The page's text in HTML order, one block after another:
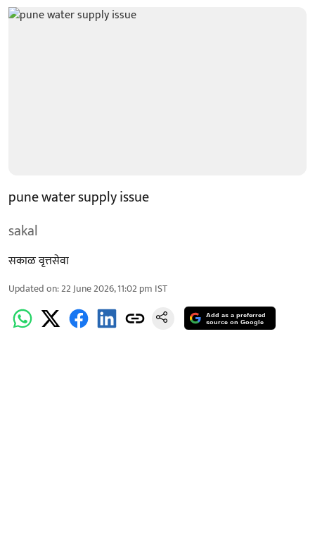
pune water supply issue
sakal
सकाळ वृत्तसेवा
Updated on:22 June 2026, 11:02 pm IST
Add as a preferred
source on Google